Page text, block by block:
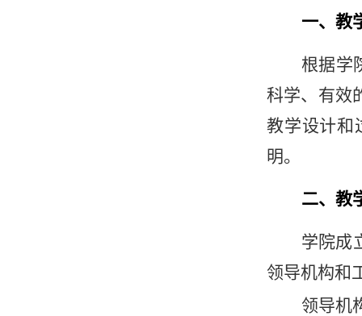
一、教
根据学
科学、有效
教学设计和
明。
二、教
学院成
领导机构和
领导机